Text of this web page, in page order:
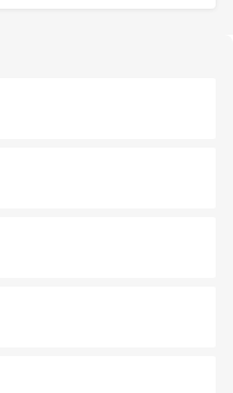
情を楽しめる外せないスポット